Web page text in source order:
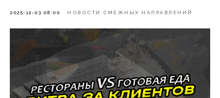
2025-12-03 08:00 НОВОСТИ СМЕЖНЫХ НАПРАВЛЕНИЙ